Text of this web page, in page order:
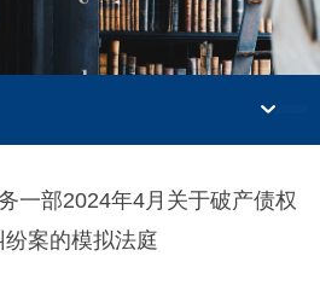
一部2024年4月关于破产债权
纷案的模拟法庭